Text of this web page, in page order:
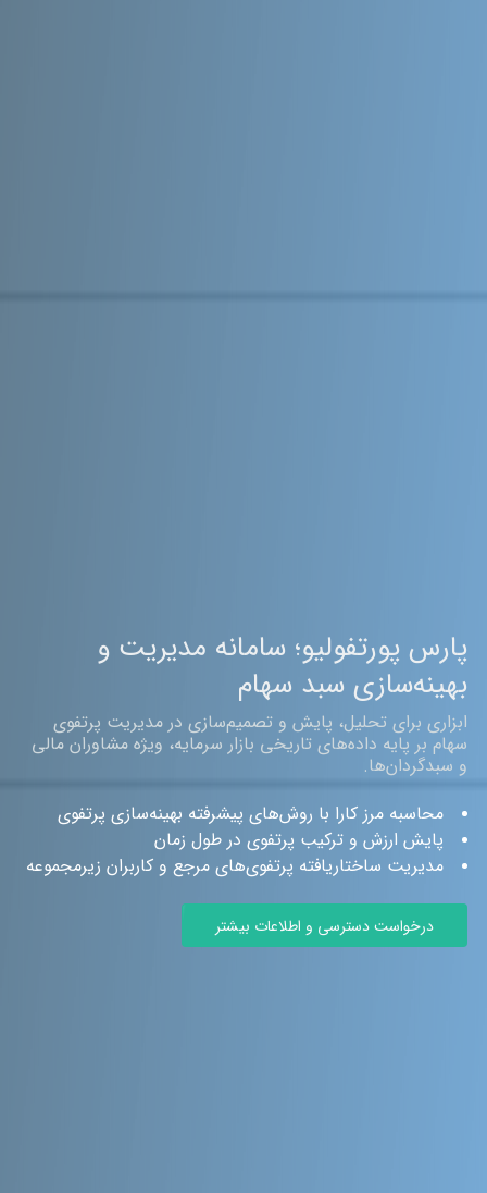
پورتفولیو؛ سامانه مدیریت و
سبد سهام
برای تحلیل، پایش و تصمیم‌سازی در مدیریت پرتفوی
بر پایه داده‌های تاریخی بازار سرمایه، ویژه مشاوران مالی
سبدگردان‌ها.
محاسبه مرز کارا با روش‌های پیشرفته بهینه‌سازی پرتفوی
پایش ارزش و ترکیب پرتفوی در طول زمان
مدیریت ساختاریافته پرتفوی‌های مرجع و کاربران زیرمجموعه
درخواست دسترسی و اطلاعات بیشتر